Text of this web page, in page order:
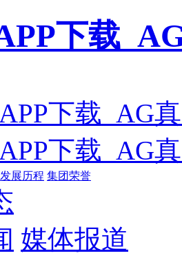
下载
下载_AG
下载_AG
发展历程 集团荣誉
媒体报道